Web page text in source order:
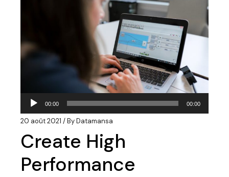
Lecteur
audio
00:00 00:00
20 août 2021 ByDatamansa
Create High
Performance